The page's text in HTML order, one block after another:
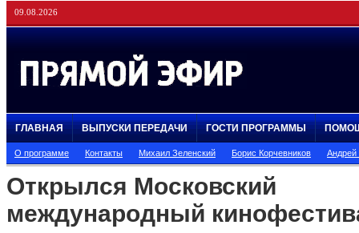
09.08.2026
ГЛАВНАЯ ВЫПУСКИ ПЕРЕДАЧИ ГОСТИ ПРОГРАММЫ
О программе Контакты Михаил Зеленский Борис Корчевников
Открылся Московский
международный